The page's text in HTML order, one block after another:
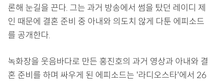
론해 눈길을 끈다. 그는 과거 방송에서 썸을 탔던 레이디 제
인 때문에 결혼 준비 중 아내와 의도치 않게 다툰 에피소드
를 공개한다.
녹화장을 웃음바다로 만든 홍진호의 과거 영상과 아내와 결
혼 준비를 하며 싸우게 된 에피소드는 '라디오스타'에서 26